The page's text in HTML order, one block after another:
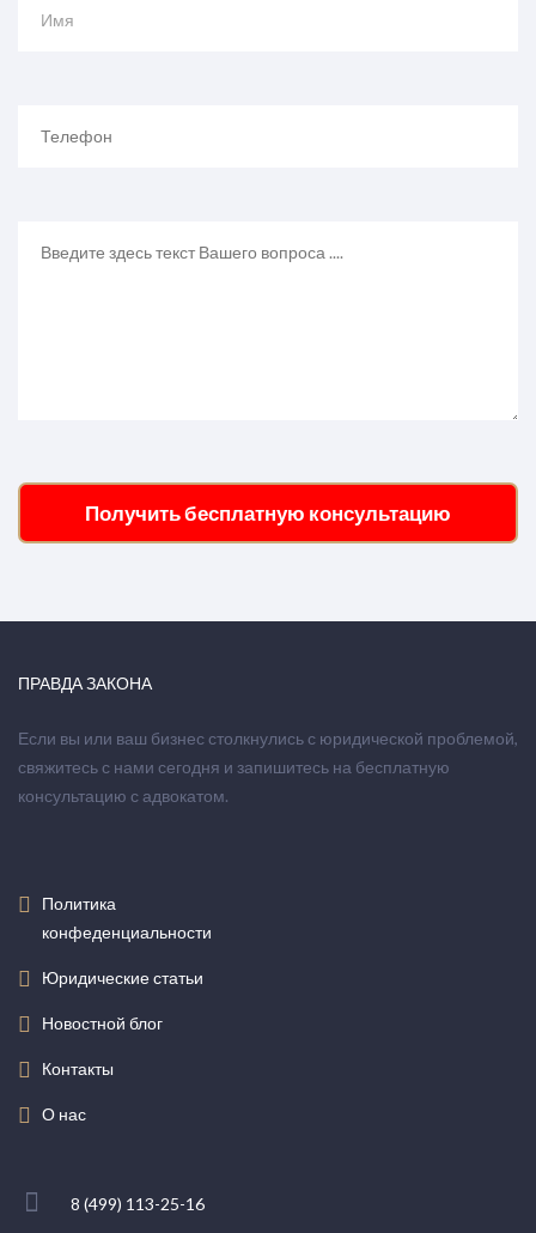
Имя
Получить бесплатную консультацию
ПРАВДА ЗАКОНА
Если вы или ваш бизнес столкнулись с юридической проблемой,
свяжитесь с нами сегодня и запишитесь на бесплатную
консультацию с адвокатом.
Политика
конфеденциальности
Юридические статьи
Новостной блог
Контакты
О нас
8 (499) 113-25-16